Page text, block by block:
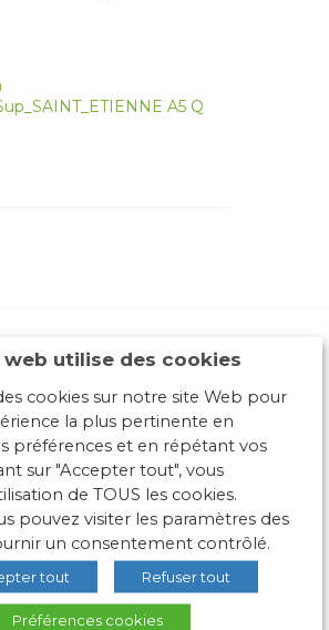
A5 Q
des Archives – Bât G –
Cedex 02
web utilise des cookies
cookies sur notre site Web pour
la plus pertinente en
préférences et en répétant vos
sur "Accepter tout", vous
de TOUS les cookies.
pouvez visiter les paramètres des
un consentement contrôlé.
tout Refuser tout
Préférences cookies